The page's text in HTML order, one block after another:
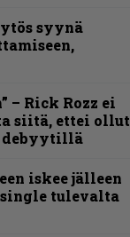
syynä
– Rick Rozz ei
siitä, ettei ollut
debyytillä
iskee jälleen
single tulevalta